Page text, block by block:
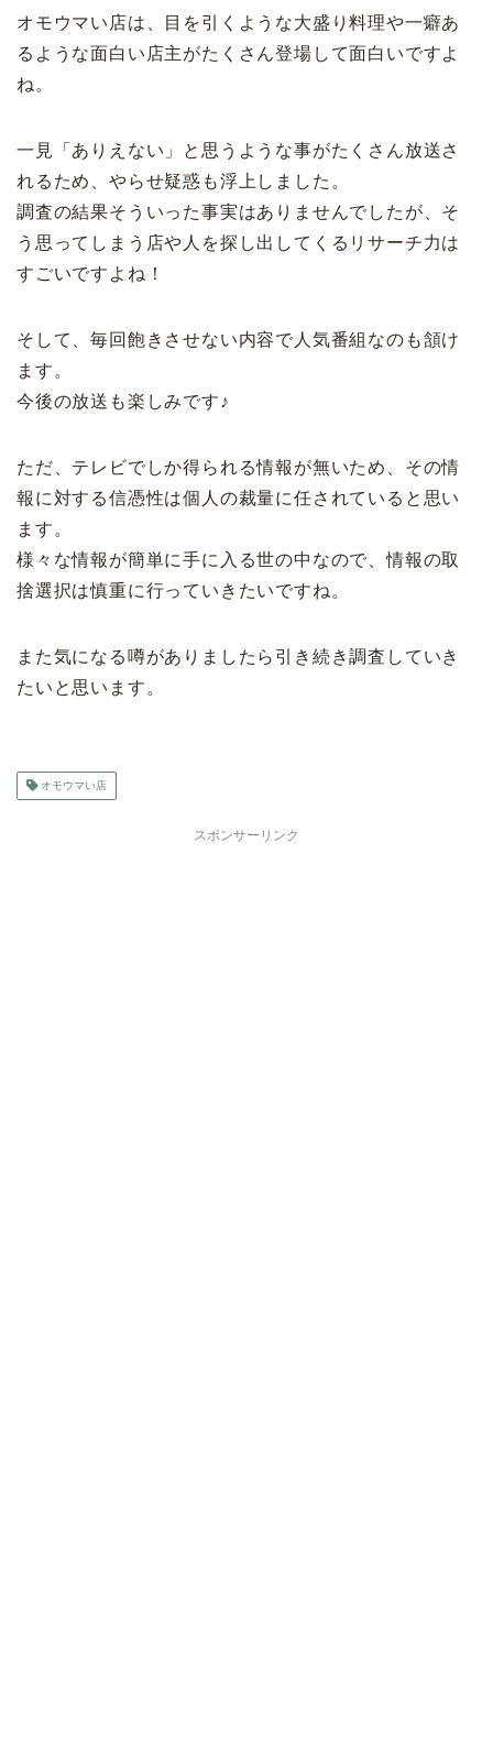
オモウマい店は、目を引くような大盛り料理や一癖あ
るような面白い店主がたくさん登場して面白いですよ
ね。
一見「ありえない」と思うような事がたくさん放送さ
れるため、やらせ疑惑も浮上しました。
調査の結果そういった事実はありませんでしたが、そ
う思ってしまう店や人を探し出してくるリサーチ力は
すごいですよね！
そして、毎回飽きさせない内容で人気番組なのも頷け
ます。
今後の放送も楽しみです♪
ただ、テレビでしか得られる情報が無いため、その情
報に対する信憑性は個人の裁量に任されていると思い
ます。
様々な情報が簡単に手に入る世の中なので、情報の取
捨選択は慎重に行っていきたいですね。
また気になる噂がありましたら引き続き調査していき
たいと思います。
オモウマい店
スポンサーリンク